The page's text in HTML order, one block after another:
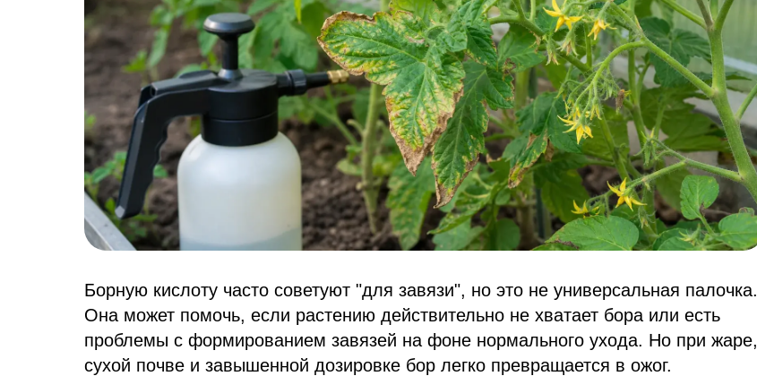
Борную кислоту часто советуют "для завязи", но это не универсальная палочка.
Она может помочь, если растению действительно не хватает бора или есть
проблемы с формированием завязей на фоне нормального ухода. Но при жаре,
сухой почве и завышенной дозировке бор легко превращается в ожог.